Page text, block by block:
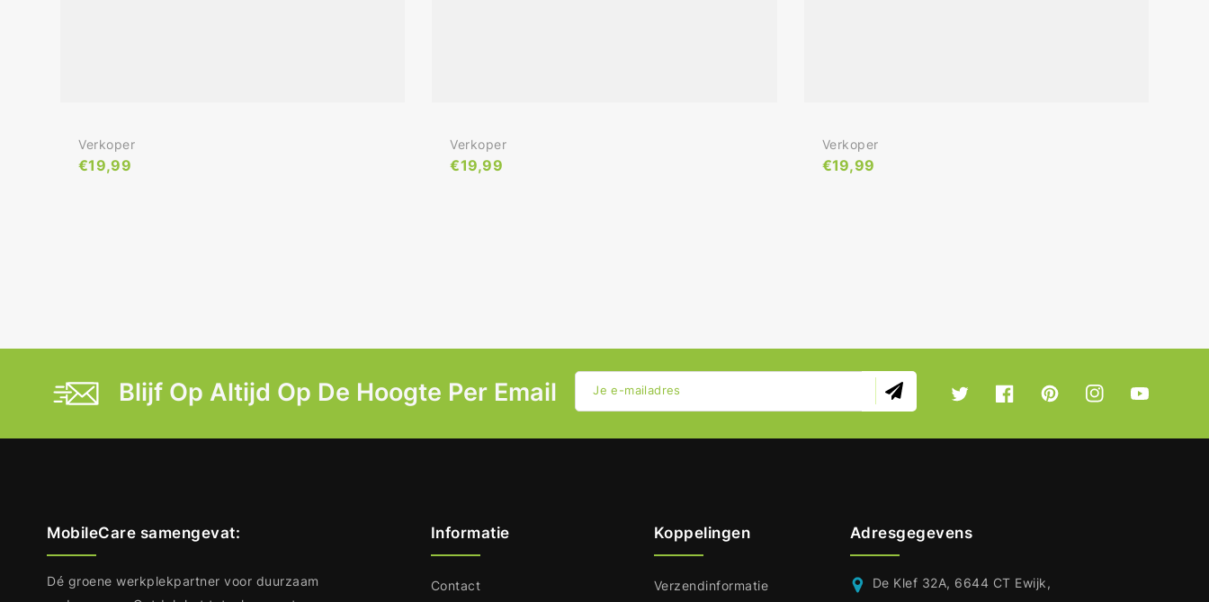
Verkoper:
Verkoper
Normale
€19,99
Verkoper:
Verkoper
Normale
€19,99
Verkoper:
Verkoper
Normale
€19,99
Blijf Op Altijd Op De Hoogte Per Email Je e-mailadres
Twitter FacebookPinterestInstagramYouTube
MobileCare samengevat:
Dé groene werkplekpartner voor duurzaam
Informatie
Contact
Koppelingen
Verzendinformatie
Adresgegevens
De Klef 32A, 6644 CT Ewijk,